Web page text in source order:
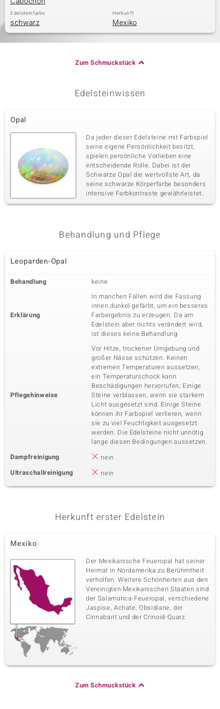
Edelsteinfarbe
schwarz
Herkunft
Mexiko
Zum Schmuckstück
Edelsteinwissen
Opal
Da jeder dieser Edelsteine mit Farbspiel
seine eigene Persönlichkeit besitzt,
spielen persönliche Vorlieben eine
entscheidende Rolle. Dabei ist der
Schwarze Opal die wertvollste Art, da
seine schwarze Körperfarbe besonders
intensive Farbkontraste gewährleistet.
Behandlung und Pflege
Leoparden-Opal
Behandlung keine
Erklärung
In manchen Fällen wird die Fassung
innen dunkel gefärbt, um ein besseres
Farbergebnis zu erzeugen. Da am
Edelstein aber nichts verändert wird,
ist dieses keine Behandlung
Pflegehinweise
Vor Hitze, trockener Umgebung und
großer Nässe schützen. Keinen
extremen Temperaturen aussetzen,
ein Temperaturschock kann
Beschädigungen hervorrufen; Einige
Steine verblassen, wenn sie starkem
Licht ausgesetzt sind. Einige Steine
können ihr Farbspiel verlieren, wenn
sie zu viel Feuchtigkeit ausgesetzt
werden. Die Edelsteine nicht unnötig
lange diesen Bedingungen aussetzen.
Dampfreinigung
nein
Ultraschallreinigung
nein
Herkunft erster Edelstein
Mexiko
Der Mexikanische Feueropal hat seiner
Heimat in Nordamerika zu Berühmtheit
verholfen. Weitere Schönheiten aus den
Vereinigten Mexikanischen Staaten sind
der Salamanca-Feueropal, verschiedene
Jaspise, Achate, Obsidiane, der
Cinnabarit und der Crinoid-Quarz.
Zum Schmuckstück